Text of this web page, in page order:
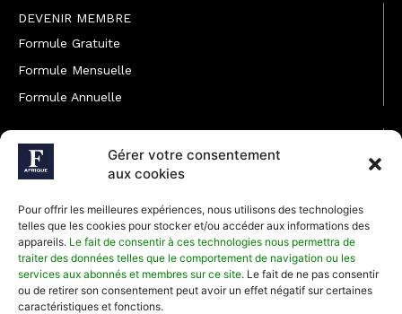
Gérer votre consentement
aux cookies
Pour offrir les meilleures expériences, nous utilisons des technologies
telles que les cookies pour stocker et/ou accéder aux informations des
appareils. Le fait de consentir à ces technologies nous permettra de
traiter des données telles que le comportement de navigation ou les
services aux abonnés et membres sur ce site. Le fait de ne pas consentir
ou de retirer son consentement peut avoir un effet négatif sur certaines
caractéristiques et fonctions.
DEVENIR MEMBRE
Formule Gratuite
Formule Mensuelle
Formule Annuelle
JOINDRE L'ÉQUIPE
Rédaction
Développement commercial
Communiquer avec Forbes Afrique
Média Kit 2026